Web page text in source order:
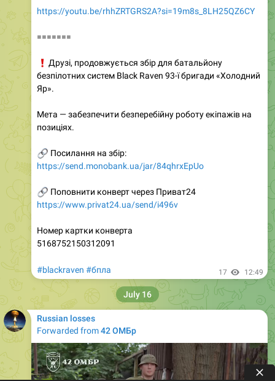
https://youtu.be/rhhZRTGRS2A?si=19m8s_8LH25QZ6CY
=======
Друзі, продовжується збір для батальйону
безпілотних систем Black Raven 93-ї бригади «Холодний
Яр».
Мета — забезпечити безперебійну роботу екіпажів на
позиціях.
Посилання на збір:
https://send.monobank.ua/jar/84qhrxEpUo
Поповнити конверт через Приват24
https://www.privat24.ua/send/i496v
Номер картки конверта
5168752150312091
#blackraven #бпла 17 12:49
Russian losses
Forwarded from42 ОМБр
July 16